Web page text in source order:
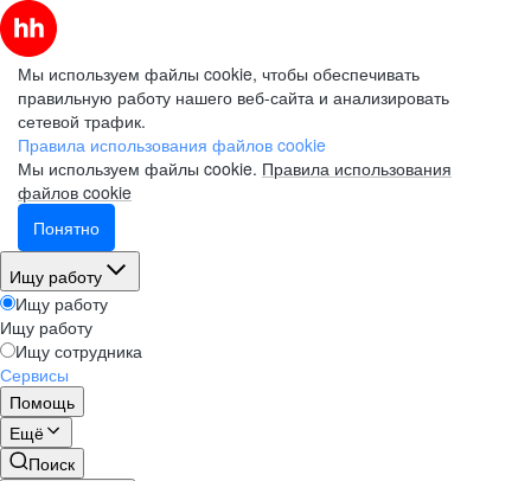
Мы используем файлы cookie, чтобы обеспечивать
правильную работу нашего веб-сайта и анализировать
сетевой трафик.
Правила использования файлов cookie
Мы используем файлы cookie. Правила использования
файлов cookie
Понятно
Ищу работу
Ищу работу
Ищу работу
Ищу сотрудника
Сервисы
Помощь
Ещё
Поиск